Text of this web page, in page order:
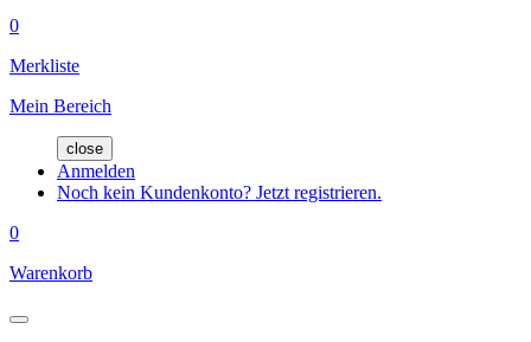
0
Merkliste
Mein Bereich
close
Anmelden
Noch kein Kundenkonto? Jetzt registrieren.
0
Warenkorb